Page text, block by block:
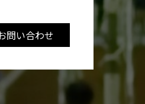
問い合わせ